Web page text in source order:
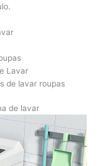
Lavar
de lavar roupas
de lavar